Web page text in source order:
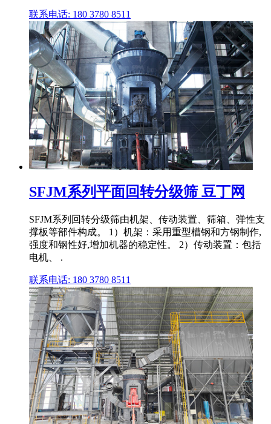
联系电话: 180 3780 8511
SFJM系列平面回转分级筛 豆丁网
SFJM系列回转分级筛由机架、传动装置、筛箱、弹性支
撑板等部件构成。 1）机架：采用重型槽钢和方钢制作,
强度和钢性好,增加机器的稳定性。 2）传动装置：包括
电机、 .
联系电话: 180 3780 8511